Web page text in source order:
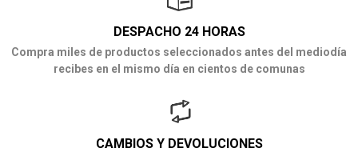
DESPACHO 24 HORAS
Compra miles de productos seleccionados antes del mediodía
recibes en el mismo día en cientos de comunas
CAMBIOS Y DEVOLUCIONES